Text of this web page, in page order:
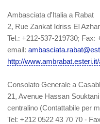
Ambasciata d'Italia a Rabat
2, Rue Zankat Idriss El
Tel.: +212-537-219730; Fax:
email:
http://
Consolato Generale a
21, Avenue Hassan
centralino (Contattabile per
Tel: +212 0522 43 70 70 -